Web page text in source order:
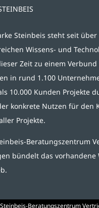
Steinbeis steht seit
Wissens- und
Zeit zu einem
in rund 1.100
10.000 Kunden Projekte
konkrete Nutzen für den
Projekte.
Beratungszentrum
bündelt das vorhandene
Beratungszentrum